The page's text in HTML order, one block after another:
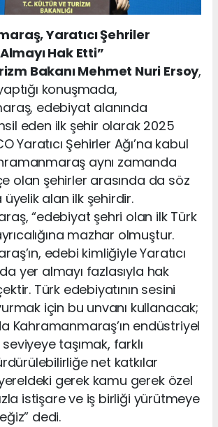
Yaratıcı Şehriler
Hak Etti”
Bakanı Mehmet Nuri Ersoy,
konuşmada,
edebiyat alanında
eden ilk şehir olarak 2025
Yaratıcı Şehirler Ağı’na kabul
aynı zamanda
olan şehirler arasında da söz
alan ilk şehirdir.
“edebiyat şehri olan ilk Türk
mazhar olmuştur.
edebi kimliğiyle Yaratıcı
yer almayı fazlasıyla hak
Türk edebiyatının sesini
için bu unvanı kullanacak;
Kahramanmaraş’ın endüstriyel
taşımak, farklı
net katkılar
gerek kamu gerek özel
istişare ve iş birliği yürütmeye
dedi.